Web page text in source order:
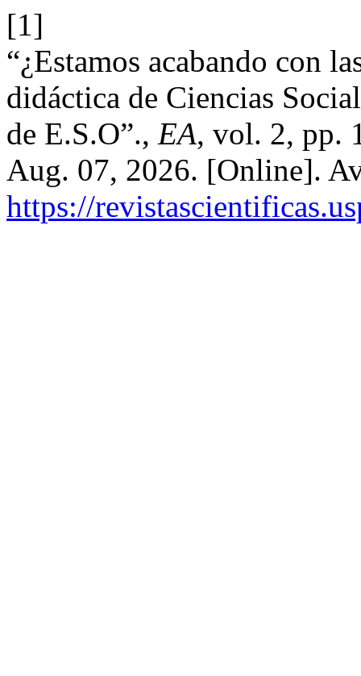
[1]
“¿Estamos acabando con
didáctica de Ciencias
de E.S.O”., EA, vol. 2, pp.
Aug. 07, 2026. [Online].
https://